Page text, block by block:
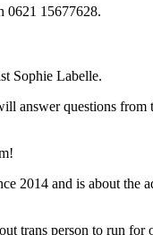
0621 15677628.
Sophie Labelle.
answer questions from
2014 and is about the
trans person to run for